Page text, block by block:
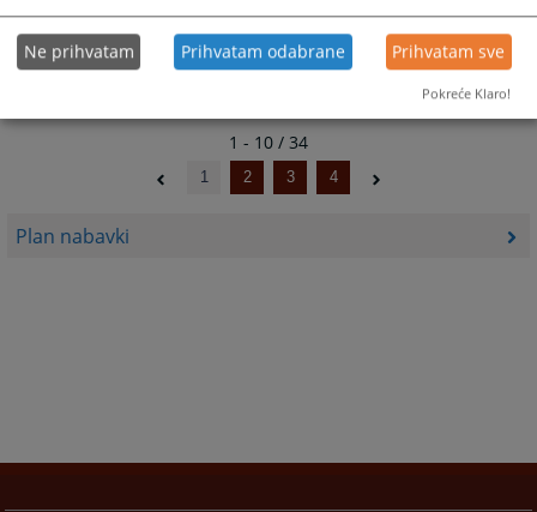
Plan nabavki
1 - 10 / 34
1 2 3 4
Ne prihvatam Prihvatam odabrane Prihvatam sve
Pokreće Klaro!